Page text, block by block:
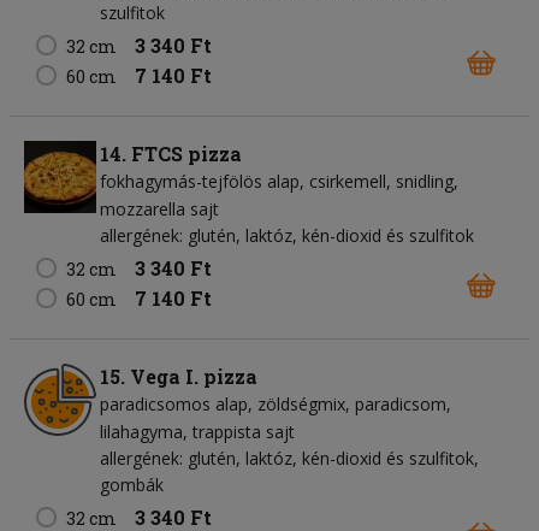
szulfitok
32 cm
3 340 Ft
60 cm 7 140 Ft
14. FTCS pizza
fokhagymás-tejfölös alap csirkemell snidling
mozzarella sajt
allergének: glutén, laktóz, kén-dioxid és szulfitok
32 cm
3 340 Ft
60 cm 7 140 Ft
15. Vega I. pizza
paradicsomos alap zöldségmix paradicsom
lilahagyma trappista sajt
allergének: glutén, laktóz, kén-dioxid és szulfitok,
gombák
32 cm
3 340 Ft